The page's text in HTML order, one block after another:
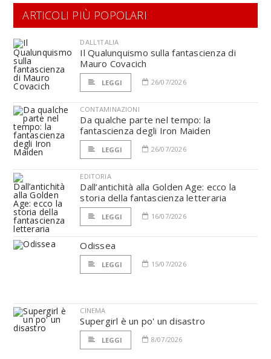
ARTICOLI PIÙ POPOLARI
DALL'ITALIA
Il Qualunquismo sulla fantascienza di
Mauro Covacich
LEGGI 26/07/2026
CONTAMINAZIONI
Da qualche parte nel tempo: la
fantascienza degli Iron Maiden
LEGGI 26/07/2026
EDITORIA
Dall’antichità alla Golden Age: ecco la
storia della fantascienza letteraria
LEGGI 16/07/2026
Odissea
LEGGI 15/07/2026
CINEMA
Supergirl è un po' un disastro
LEGGI 8/07/2026